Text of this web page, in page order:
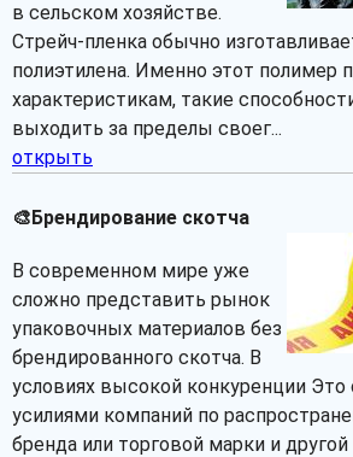
в сельском хозяйстве.
Стрейч-пленка обычно
полиэтилена. Именно этот полимер
характеристикам, такие
выходить за пределы своег...
открыть
🎨Брендирование скотча
В современном мире уже
сложно представить рынок
упаковочных материалов без
брендированного скотча. В
условиях высокой конкуренции Это
усилиями компаний по
бренда или торговой марки и